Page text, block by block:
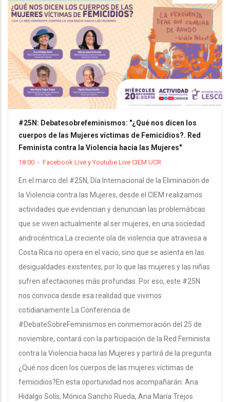
#25N: Debatesobrefeminismos: "¿Qué nos dicen los
cuerpos de las Mujeres víctimas de Femicidios?. Red
Feminista contra la Violencia hacia las Mujeres"
18:00 - Facebook Live y Youtube Live CIEM UCR
En el marco del #25N, Día Internacional de la Eliminación de
la Violencia contra las Mujeres, desde el CIEM realizamos
actividades que evidencian y denuncian las problemáticas
que se viven actualmente al ser mujeres, en una sociedad
androcéntrica.La creciente ola de violencia que atraviesa a
Costa Rica no opera en el vacío, sino que se asienta en las
desigualdades existentes, por lo que las mujeres y las niñas
sufren afectaciones más profundas. Por eso, este #25N
nos convoca desde esa realidad que vivimos
cotidianamente.La Conferencia de
#DebateSobreFeminismos en conmemoración del 25 de
noviembre, contará con la participación de la Red Feminista
contra la Violencia hacia las Mujeres y partirá de la pregunta
¿Qué nos dicen los cuerpos de las mujeres víctimas de
femicidios?En esta oportunidad nos acompañarán: Ana
Hidalgo Solís, Mónica Sancho Rueda, Ana María Trejos